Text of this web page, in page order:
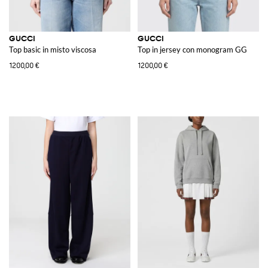
GUCCI
Top basic in misto viscosa
1200,00 €
GUCCI
Top in jersey con monogram GG
1200,00 €